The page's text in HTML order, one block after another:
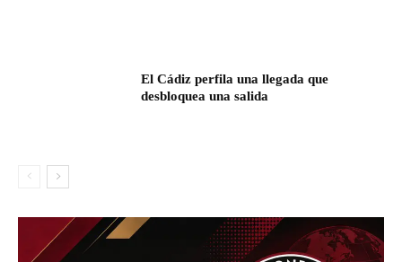
El Cádiz perfila una llegada que
desbloquea una salida